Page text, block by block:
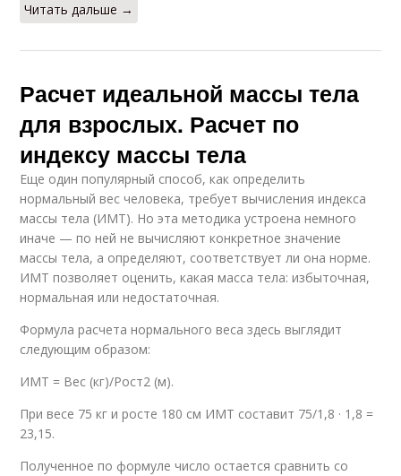
Читать дальше →
Расчет идеальной массы тела
для взрослых. Расчет по
индексу массы тела
Еще один популярный способ, как определить
нормальный вес человека, требует вычисления индекса
массы тела (ИМТ). Но эта методика устроена немного
иначе — по ней не вычисляют конкретное значение
массы тела, а определяют, соответствует ли она норме.
ИМТ позволяет оценить, какая масса тела: избыточная,
нормальная или недостаточная.
Формула расчета нормального веса здесь выглядит
следующим образом:
ИМТ = Вес (кг)/Рост2 (м).
При весе 75 кг и росте 180 см ИМТ составит 75/1,8 · 1,8 =
23,15.
Полученное по формуле число остается сравнить со